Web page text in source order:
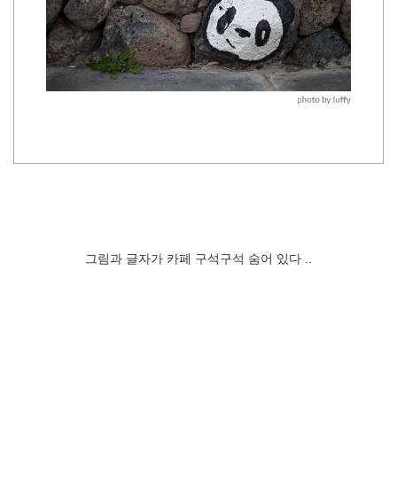
그림과 글자가 카페 구석구석 숨어 있다 ..